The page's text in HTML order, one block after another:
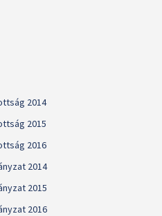
2014
2015
2016
2014
2015
2016